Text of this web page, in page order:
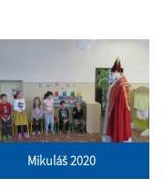
Mikuláš 2020